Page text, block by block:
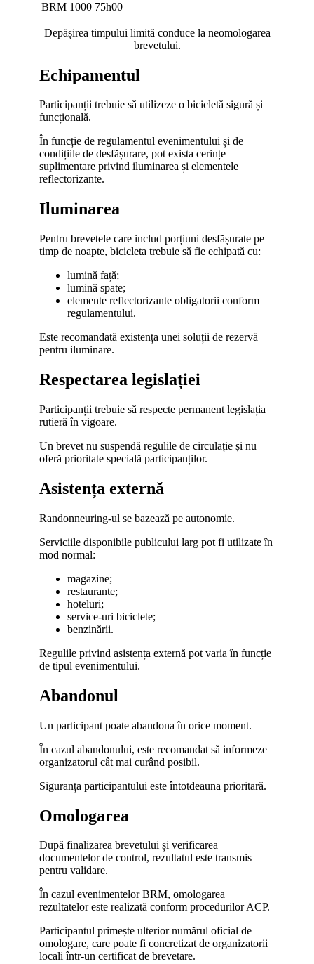
BRM 1000 75h00
Depășirea timpului limită conduce la neomologarea
brevetului.
Echipamentul
Participanții trebuie să utilizeze o bicicletă sigură și
funcțională.
În funcție de regulamentul evenimentului și de
condițiile de desfășurare, pot exista cerințe
suplimentare privind iluminarea și elementele
reflectorizante.
Iluminarea
Pentru brevetele care includ porțiuni desfășurate pe
timp de noapte, bicicleta trebuie să fie echipată cu:
lumină față;
lumină spate;
elemente reflectorizante obligatorii conform
regulamentului.
Este recomandată existența unei soluții de rezervă
pentru iluminare.
Respectarea legislației
Participanții trebuie să respecte permanent legislația
rutieră în vigoare.
Un brevet nu suspendă regulile de circulație și nu
oferă prioritate specială participanților.
Asistența externă
Randonneuring-ul se bazează pe autonomie.
Serviciile disponibile publicului larg pot fi utilizate în
mod normal:
magazine;
restaurante;
hoteluri;
service-uri biciclete;
benzinării.
Regulile privind asistența externă pot varia în funcție
de tipul evenimentului.
Abandonul
Un participant poate abandona în orice moment.
În cazul abandonului, este recomandat să informeze
organizatorul cât mai curând posibil.
Siguranța participantului este întotdeauna prioritară.
Omologarea
După finalizarea brevetului și verificarea
documentelor de control, rezultatul este transmis
pentru validare.
În cazul evenimentelor BRM, omologarea
rezultatelor este realizată conform procedurilor ACP.
Participantul primește ulterior numărul oficial de
omologare, care poate fi concretizat de organizatorii
locali într-un certificat de brevetare.